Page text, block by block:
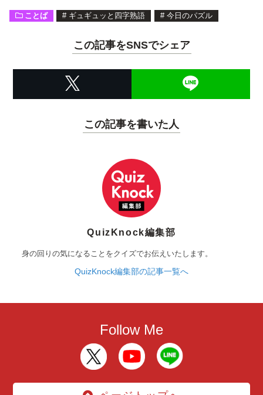
ことば # ギュギュッと四字熟語 # 今日のパズル
この記事をSNSでシェア
この記事を書いた人
QuizKnock編集部
身の回りの気になることをクイズでお伝えいたします。
QuizKnock編集部の記事一覧へ
Follow Me